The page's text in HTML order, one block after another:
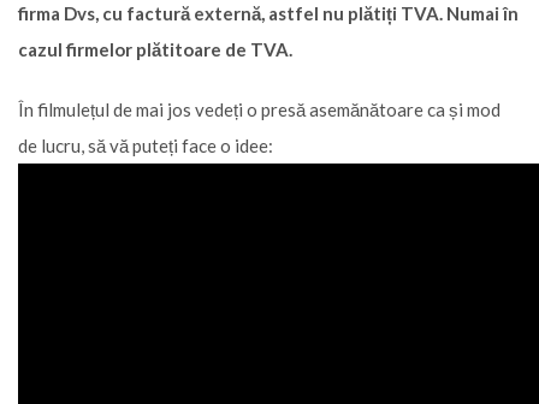
firma Dvs, cu factură externă, astfel nu plătiți TVA. Numai în
cazul firmelor plătitoare de TVA.
În filmulețul de mai jos vedeți o presă asemănătoare ca și mod
de lucru, să vă puteți face o idee: